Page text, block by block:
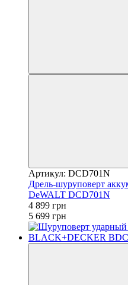
Артикул: DCD701N
Дрель-шуруповерт
DeWALT DCD701N
4 899 грн
5 699 грн